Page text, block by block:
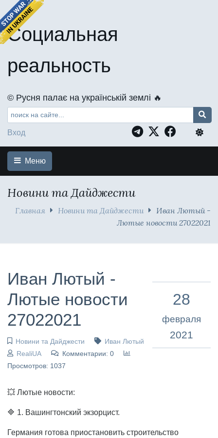
Социальная
реальность
©️ Русня палає на українській землі 🔥
Вход
Меню
Новини та Дайджести
Главная Новини та Дайджести
Иван Лютый -
Лютые новости 27022021
Иван Лютый -
Лютые новости
27022021
Новини та Дайджести
Иван Лютый
RealiUA
Комментарии: 0
Просмотров: 1037
28
февраля
2021
💥 Лютые новости:
🔷 1. Вашингтонский экзорцист.
Германия готова приостановить строительство